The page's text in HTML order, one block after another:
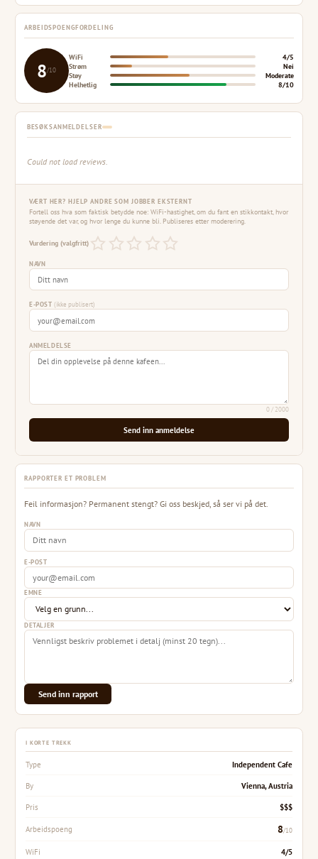
ARBEIDSPOENGFORDELING
8/10
WiFi
4/5
Strøm
Nei
Støy
Moderate
Helhetlig
8/10
BESØKSANMELDELSER
Could not load reviews.
VÆRT HER? HJELP ANDRE SOM JOBBER EKSTERNT
Fortell oss hva som faktisk betydde noe: WiFi-hastighet, om du fant en stikkontakt, hvor
støyende det var, og hvor lenge du kunne bli. Publiseres etter moderering.
Vurdering (valgfritt)
NAVN
E-POST(ikke publisert)
ANMELDELSE
0/ 2000
Send inn anmeldelse
RAPPORTER ET PROBLEM
Feil informasjon? Permanent stengt? Gi oss beskjed, så ser vi på det.
NAVN
E-POST
EMNE
DETALJER
Send inn rapport
I KORTE TREKK
Type Independent Cafe
By Vienna, Austria
Pris $$$
Arbeidspoeng 8/10
WiFi 4/5